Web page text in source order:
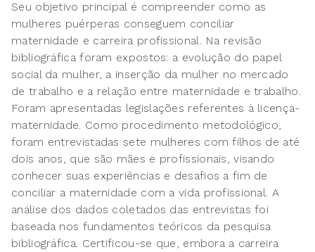
Seu objetivo principal é compreender como as
mulheres puérperas conseguem conciliar
maternidade e carreira profissional. Na revisão
bibliográfica foram expostos: a evolução do papel
social da mulher, a inserção da mulher no mercado
de trabalho e a relação entre maternidade e trabalho.
Foram apresentadas legislações referentes à licença-
maternidade. Como procedimento metodológico,
foram entrevistadas sete mulheres com filhos de até
dois anos, que são mães e profissionais, visando
conhecer suas experiências e desafios a fim de
conciliar a maternidade com a vida profissional. A
análise dos dados coletados das entrevistas foi
baseada nos fundamentos teóricos da pesquisa
bibliográfica. Certificou-se que, embora a carreira